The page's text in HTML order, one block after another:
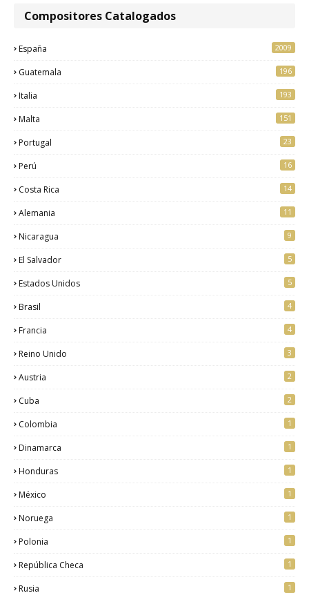
Compositores Catalogados
España 2009
Guatemala 196
Italia 193
Malta 151
Portugal 23
Perú 16
Costa Rica 14
Alemania 11
Nicaragua 9
El Salvador 5
Estados Unidos 5
Brasil 4
Francia 4
Reino Unido 3
Austria 2
Cuba 2
Colombia 1
Dinamarca 1
Honduras 1
México 1
Noruega 1
Polonia 1
República Checa 1
Rusia 1